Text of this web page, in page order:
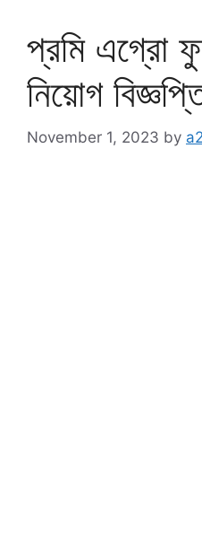
প্রমি এগ্রো
নিয়োগ
November 1, 2023 by